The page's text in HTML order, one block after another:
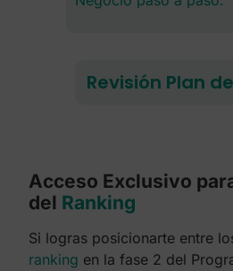
Revisión Plan
Acceso Exclusivo
del Ranking
Si logras posicionarte entre
ranking en la fase 2 del